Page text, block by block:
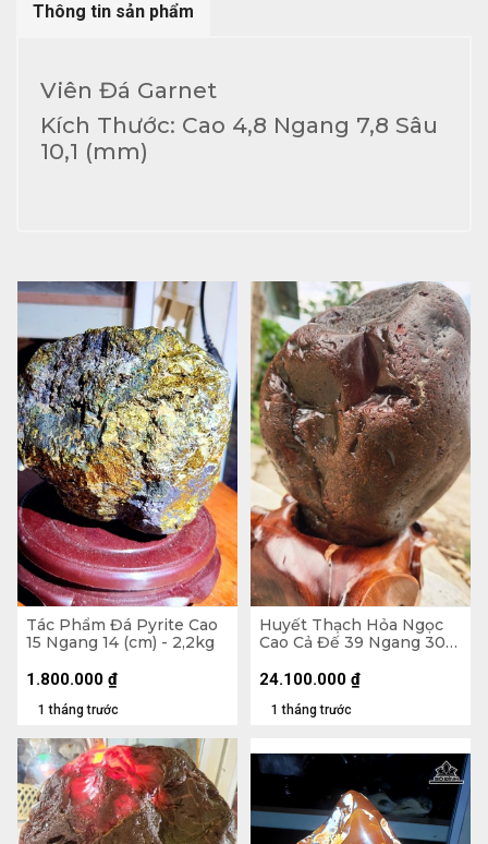
Thông tin sản phẩm
Viên Đá Garnet
Kích Thước: Cao 4,8 Ngang 7,8 Sâu
10,1 (mm)
Tác Phẩm Đá Pyrite Cao
15 Ngang 14 (cm) - 2,2kg
1 tháng trước
1.800.000 ₫
Huyết Thạch Hỏa Ngọc
Cao Cả Đế 39 Ngang 30
17,5kg
1 tháng trước
24.100.000 ₫